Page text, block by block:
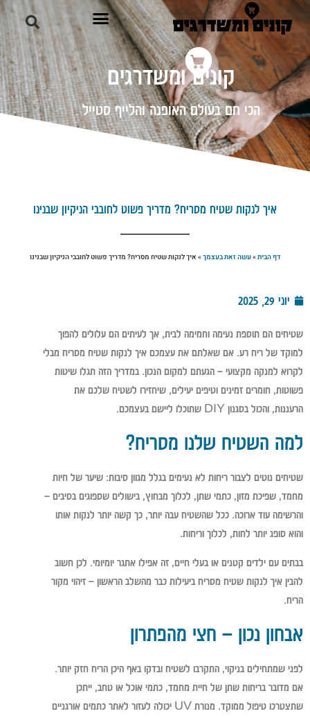
קונים ומשדרגים
הכי חם בעולם האופנה והלייף סטייל
איך לנקות שטיח מסריח? מדריך פשוט לחובבי הניקיון שבנינו
דף הבית»עשה זאת בעצמך» איך לנקות שטיח מסריח? מדריך פשוט לחובבי הניקיון שבנינו
יוני 29, 2025
שטיחים הם תוספת נעימה וחמימה לבית, אך לעיתים הם עלולים להפוך
למוקד של ריח רע. אם שאלתם את עצמכם איך לנקות שטיח מסריח מבלי
לקרוא למנקה מקצועי – הגעתם למקום הנכון. במדריך הזה תגלו שיטות
פשוטות, חומרים זמינים וטיפים יעילים, שיחזירו לשטיח שלכם את
הרעננות, והכול בסגנון DIY שתוכלו ליישם בעצמכם.
למה השטיח שלנו מסריח?
שטיחים נוטים לצבור ריחות לא נעימים בגלל מגוון סיבות: שיער של חיות
מחמד, שפיכת מזון, כתמי שתן, לכלוך מבחוץ, בישולים שספוגים בסיבים –
והרשימה עוד ארוכה. ככל שהשטיח עבה יותר, כך קשה יותר לנקות אותו
והוא סופג יותר לחות, לכלוך וריחות.
בבתים עם ילדים קטנים או בעלי חיים, זה אפילו אתגר יומיומי. לכן חשוב
להבין איך לנקות שטיח מסריח ביעילות כבר מהשלב הראשון – זיהוי מקור
הריח.
אבחון נכון – חצי מהפתרון
לפני שמתחילים בניקוי, התקרבו לשטיח ובדקו באף היכן הריח חזק יותר.
אם מדובר בריחות שתן של חיית מחמד, כתמי אוכל או טחב, ייתכן
שתצטרכו טיפול ממוקד. מנורת UV יכולה לעזור לאתר כתמים אורגניים